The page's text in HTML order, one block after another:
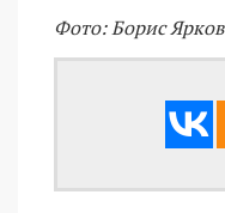
Фото: Борис Ярков